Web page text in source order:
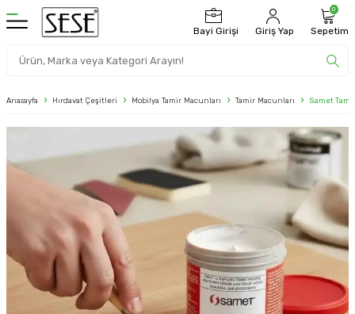
Bayi Girişi Giriş Yap
0
Sepetim
Anasayfa Hırdavat Çeşitleri Mobilya Tamir Macunları Tamir Macunları Samet